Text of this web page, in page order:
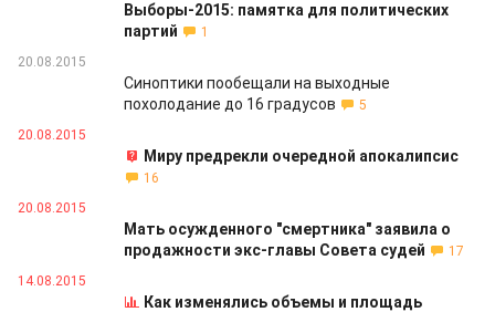
Выборы-2015: памятка для политических
партий
1
20.08.2015
Синоптики пообещали на выходные
похолодание до 16 градусов
5
20.08.2015
Миру предрекли очередной апокалипсис
16
20.08.2015
Мать осужденного "смертника" заявила о
продажности экс-главы Совета судей
17
14.08.2015
Как изменялись объемы и площадь